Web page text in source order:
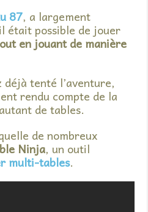
87, a largement
était possible de jouer
en jouant de manière
tenté l’aventure,
rendu compte de la
de tables.
de nombreux
Ninja, un outil
multi-tables.